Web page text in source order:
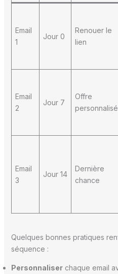
Email
1
Jour 0
Renouer le
lien
Email
2
Jour 7
Offre
Email
3
Jour 14
Dernière
chance
Quelques bonnes pratiques
séquence :
Personnaliserchaque email